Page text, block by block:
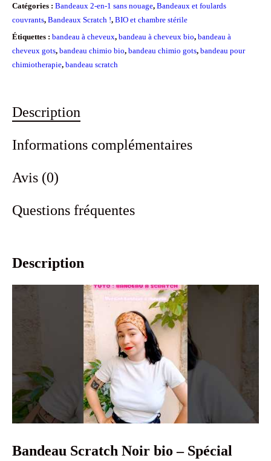
adapté
chimio
Scratch
coton
noir
Catégories : Bandeaux 2-en-1 sans nouage, Bandeaux et foulards
couvrants, Bandeaux Scratch !, BIO et chambre stérile
Étiquettes : bandeau à cheveux, bandeau à cheveux bio, bandeau à
cheveux gots, bandeau chimio bio, bandeau chimio gots, bandeau pour
chimiotherapie, bandeau scratch
Description
Informations complémentaires
Avis (0)
Questions fréquentes
Description
Bandeau Scratch Noir bio – Spécial